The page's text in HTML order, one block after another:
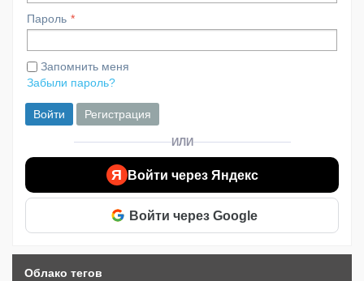
Пароль
Запомнить меня
Забыли пароль?
Войти Регистрация
ИЛИ
Я Войти через Яндекс
Войти через Google
Облако тегов